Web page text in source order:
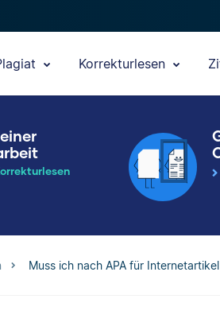
Korrekturlesen
Muss ich nach APA für